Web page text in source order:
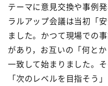
テーマに意見交換や事例
ラルアップ会議は当初「
ました。かつて現場での
があり，お互いの「何と
一致して始まりました。
「次のレベルを目指そう